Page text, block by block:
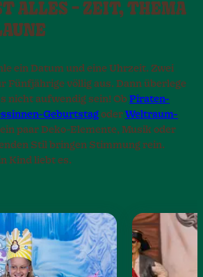
ALLES – ZEIT, THEMA
ein Datum und eine Uhrzeit. Zwei
Fünfjährige völlig aus. Dann überlege
nicht aufwendig sein! Ob Piraten-
Geburtstag oder Weltraum-
paar Deko-Elemente, Musik oder
Stil bringen Stimmung rein.
Kind liebt es.